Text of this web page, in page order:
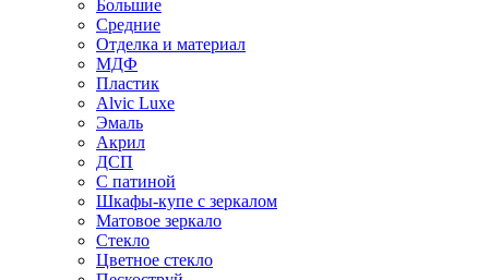
Большие
Средние
Отделка и материал
МДФ
Пластик
Alvic Luxe
Эмаль
Акрил
ДСП
С патиной
Шкафы-купе с зеркалом
Матовое зеркало
Стекло
Цветное стекло